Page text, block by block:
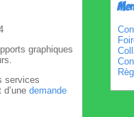
graphiques
services
demande